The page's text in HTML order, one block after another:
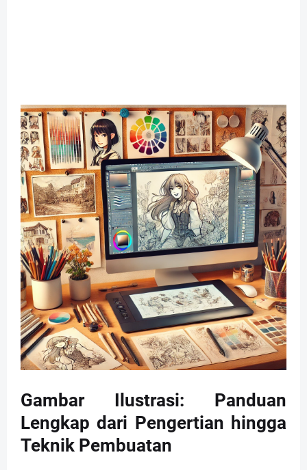
Gambar Ilustrasi: Panduan
Lengkap dari Pengertian hingga
Teknik Pembuatan